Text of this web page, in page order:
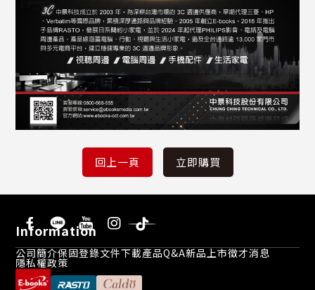
Information
公司簡介保固登錄文件下載產品Q&A新品上市徵才消息
隱私權政策